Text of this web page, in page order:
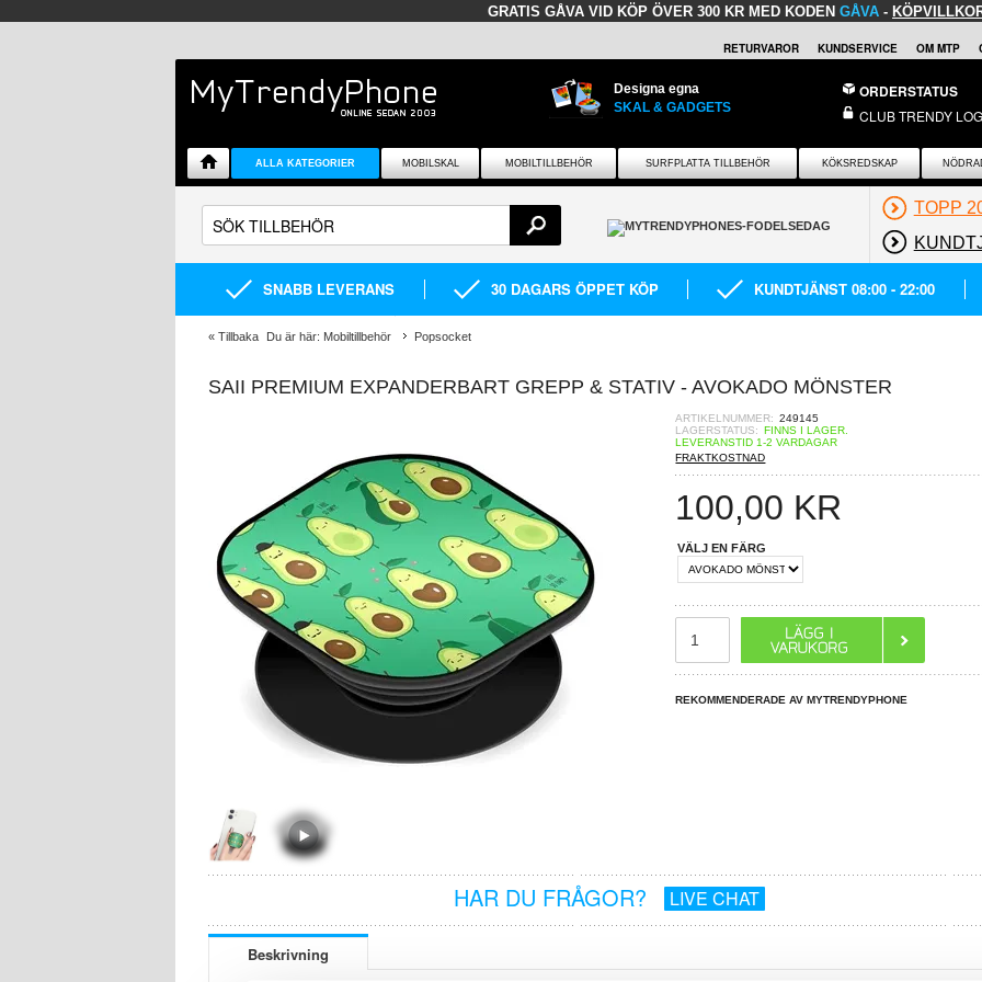
GRATIS GÅVA VID KÖP ÖVER 300 KR MED KODEN GÅVA -
RETURVAROR KUNDSERVICE OM MTP
Designa egna
SKAL & GADGETS
ORDERSTATUS
CLUB TRENDY
ALLA KATEGORIER MOBILSKAL MOBILTILLBEHÖR SURFPLATTA TILLBEHÖR KÖKSREDSKAP
TOPP
SNABB LEVERANS 30 DAGARS ÖPPET KÖP KUNDTJÄNST 08:00 - 22:00
« Tillbaka Du är här: Mobiltillbehör Popsocket
SAII PREMIUM EXPANDERBART GREPP & STATIV - AVOKADO MÖNSTER
ARTIKELNUMMER: 249145
LAGERSTATUS: FINNS I LAGER.
LEVERANSTID 1-2 VARDAGAR
FRAKTKOSTNAD
100,00 KR
VÄLJ EN FÄRG
REKOMMENDERADE AV MYTRENDYPHONE
HAR DU FRÅGOR? LIVE CHAT
Beskrivning